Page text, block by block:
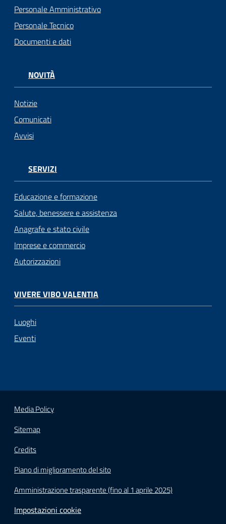
Personale Amministrativo
Personale Tecnico
Documenti e dati
NOVITÀ
Notizie
Comunicati
Avvisi
SERVIZI
Educazione e formazione
Salute, benessere e assistenza
Anagrafe e stato civile
Imprese e commercio
Autorizzazioni
VIVERE VIBO VALENTIA
Luoghi
Eventi
Media Policy
Sitemap
Credits
Piano di miglioramento del sito
Amministrazione trasparente (fino al 1 aprile 2025)
Impostazioni cookie